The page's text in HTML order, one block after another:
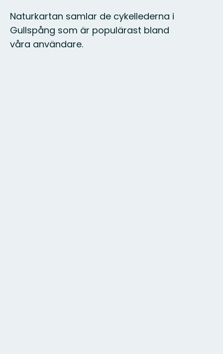
Naturkartan samlar de cykellederna i
Gullspång som är populärast bland
våra användare.